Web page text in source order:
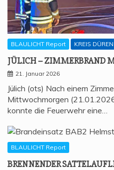
BLAULICHT Report KREIS
JÜLICH – ZIM­MER­BRAND
21. Januar 2026
Jülich (ots) Nach einem
Mittwochmorgen
konnte die Feuerwehr eine…
BLAULICHT Report
BREN­NEN­DER